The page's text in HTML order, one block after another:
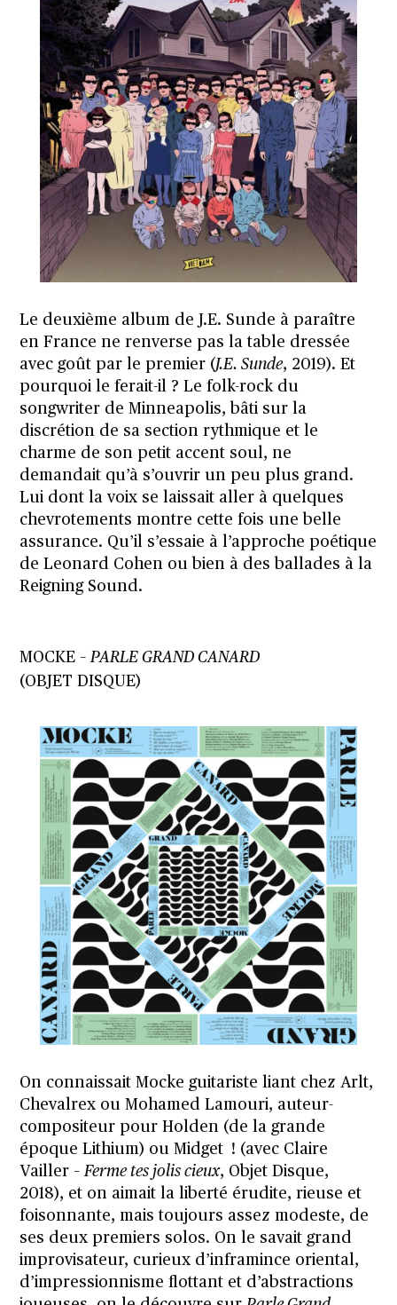
Le deuxième album de J.E. Sunde à paraître
en France ne renverse pas la table dressée
avec goût par le premier (J.E. Sunde, 2019). Et
pourquoi le ferait-il ? Le folk-rock du
songwriter de Minneapolis, bâti sur la
discrétion de sa section rythmique et le
charme de son petit accent soul, ne
demandait qu’à s’ouvrir un peu plus grand.
Lui dont la voix se laissait aller à quelques
chevrotements montre cette fois une belle
assurance. Qu’il s’essaie à l’approche poétique
de Leonard Cohen ou bien à des ballades à la
Reigning Sound.
MOCKE –PARLE GRAND CANARD
(OBJET DISQUE)
On connaissait Mocke guitariste liant chez Arlt,
Chevalrex ou Mohamed Lamouri, auteur-
compositeur pour Holden (de la grande
époque Lithium) ou Midget ! (avec Claire
Vailler –Ferme tes jolis cieux, Objet Disque,
2018), et on aimait la liberté érudite, rieuse et
foisonnante, mais toujours assez modeste, de
ses deux premiers solos. On le savait grand
improvisateur, curieux d’inframince oriental,
d’impressionnisme flottant et d’abstractions